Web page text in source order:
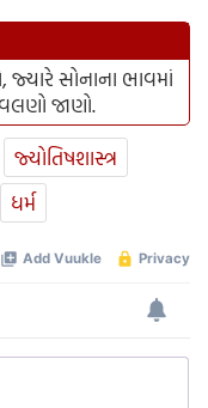
જ્યારે સોનાના ભાવમાં
જાણો.
જ્યોતિષશાસ્ત્ર
ધર્મ